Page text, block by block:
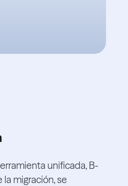
unificada, B-
la migración, se